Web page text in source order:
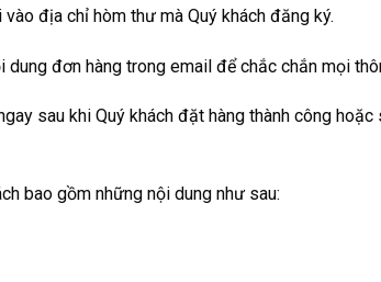
địa chỉ hòm thư mà Quý khách đăng ký.
dung đơn hàng trong email để chắc chắn mọi
sau khi Quý khách đặt hàng thành công
bao gồm những nội dung như sau: